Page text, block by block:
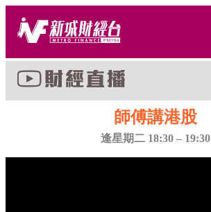
師傅講港股
逢星期二 18:30 – 19:30